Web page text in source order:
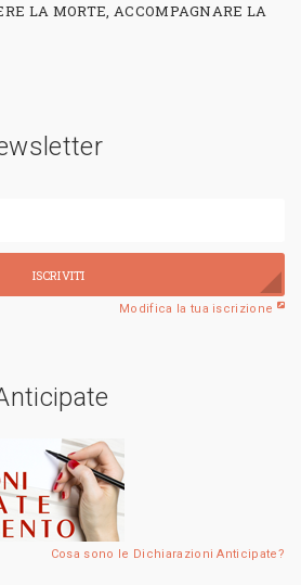
LA MORTE, ACCOMPAGNARE LA
ISCRIVITI
Modifica la tua iscrizione
Cosa sono le Dichiarazioni Anticipate?